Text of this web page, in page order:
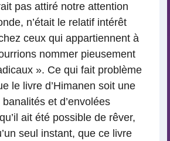
pas attiré notre attention
n’était le relatif intérêt
ceux qui appartiennent à
nommer pieusement
». Ce qui fait problème
le livre d’Himanen soit une
et d’envolées
ait été possible de rêver,
seul instant, que ce livre